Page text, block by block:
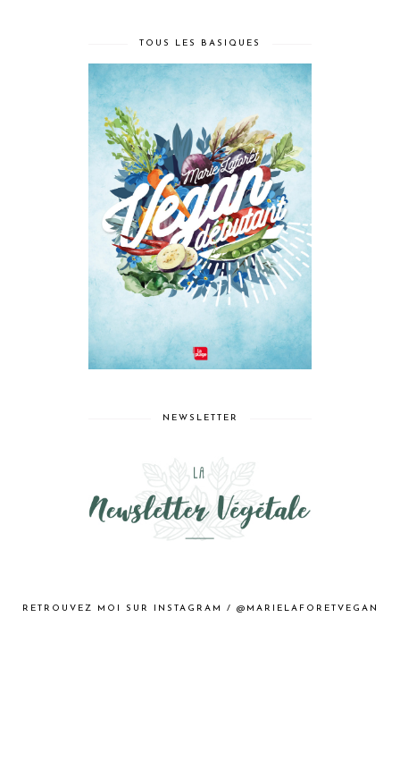
TOUS LES BASIQUES
NEWSLETTER
RETROUVEZ MOI SUR INSTAGRAM / @MARIELAFORETVEGAN